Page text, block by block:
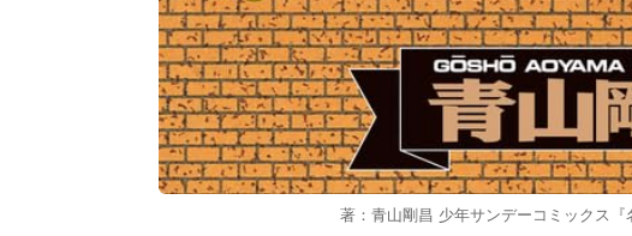
著：青山剛昌 少年サンデーコミックス『